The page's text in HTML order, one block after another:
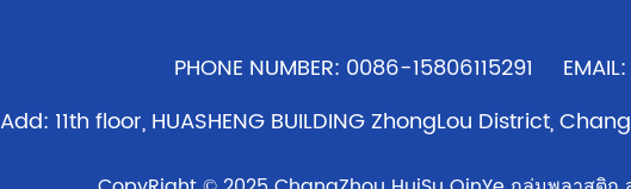
PHONE NUMBER: 0086-15806115291
Add: 11th floor, HUASHENG BUILDING ZhongLou District,